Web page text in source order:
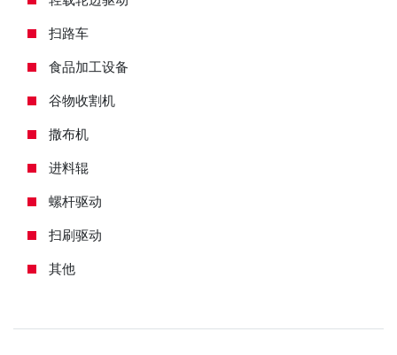
扫路车
食品加工设备
谷物收割机
撒布机
进料辊
螺杆驱动
扫刷驱动
其他